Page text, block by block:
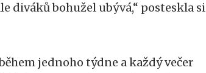
diváků bohužel ubývá,“ posteskla si
jednoho týdne a každý večer